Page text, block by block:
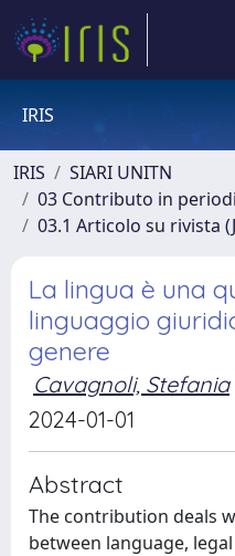
IRIS
IRIS
SIARI UNITN
03 Contributo in
03.1 Articolo su rivista
La lingua è una
linguaggio
genere
Cavagnoli, Stefania
2024-01-01
Abstract
The contribution deals
between language,